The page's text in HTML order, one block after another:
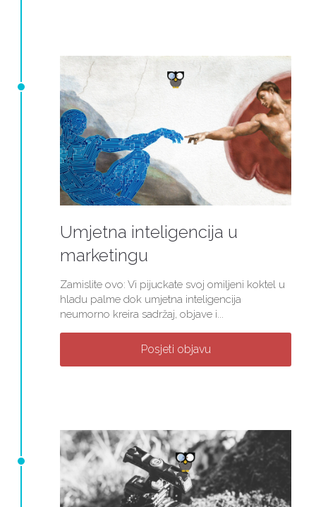
Umjetna inteligencija u
marketingu
Zamislite ovo: Vi pijuckate svoj omiljeni koktel u
hladu palme dok umjetna inteligencija
neumorno kreira sadržaj, objave i...
Posjeti objavu